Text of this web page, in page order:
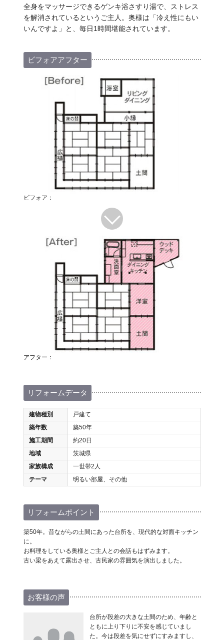
全身をマッサージできるゲンキ浴さすり湯で、ストレス
を解消されているというご主人。奥様は「冷え性にもい
いんですよ」と、毎日1時間堪能されています。
ビフォアアフター
ビフォア：
アフター：
リフォームデータ
建物種別
戸建て
築年数
築50年
施工期間
約20日
地域
茨城県
家族構成
一世帯2人
テーマ
明るい部屋、その他
リフォームポイント
築50年。昔ながらの土間にあった台所を、現代的な対面キッチン
に。
お料理をしている奥様とご主人との会話もはずみます。
古い梁をあえて露出させ、古民家の雰囲気を演出しました。
お客様の声
台所が段差の大きな土間のため、年齢と
ともに上り下りに不安を感じていまし
た。今は段差を気にせずにすみますし、